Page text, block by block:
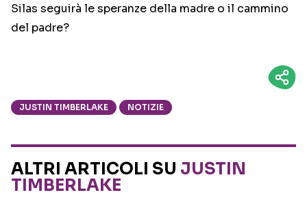
Silas seguirà le speranze della madre o il cammino
del padre?
JUSTIN TIMBERLAKE NOTIZIE
ALTRI ARTICOLI SU JUSTIN
TIMBERLAKE